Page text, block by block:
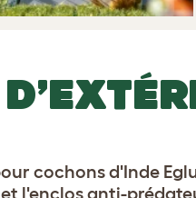
cochons d'Inde
l'enclos anti-